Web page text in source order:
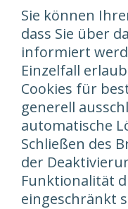
Sie können
dass Sie über
informiert
Einzelfall
Cookies für
generell
automatische
Schließen des
der
Funktionalität
eingeschränkt